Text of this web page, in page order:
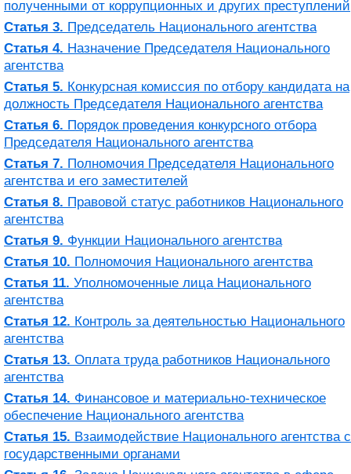
полученными от коррупционных и других преступлений
Статья 3. Председатель Национального агентства
Статья 4. Назначение Председателя Национального
агентства
Статья 5. Конкурсная комиссия по отбору кандидата на
должность Председателя Национального агентства
Статья 6. Порядок проведения конкурсного отбора
Председателя Национального агентства
Статья 7. Полномочия Председателя Национального
агентства и его заместителей
Статья 8. Правовой статус работников Национального
агентства
Статья 9. Функции Национального агентства
Статья 10. Полномочия Национального агентства
Статья 11. Уполномоченные лица Национального
агентства
Статья 12. Контроль за деятельностью Национального
агентства
Статья 13. Оплата труда работников Национального
агентства
Статья 14. Финансовое и материально-техническое
обеспечение Национального агентства
Статья 15. Взаимодействие Национального агентства с
государственными органами